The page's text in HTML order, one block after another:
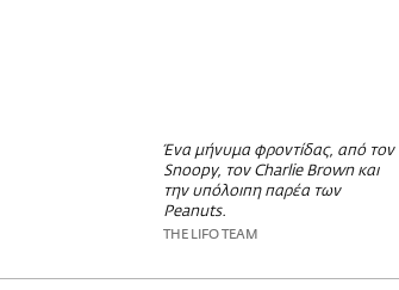
Ένα μήνυμα φροντίδας, από τον
Snoopy, τον Charlie Brown και
την υπόλοιπη παρέα των
Peanuts.
THE LIFO TEAM